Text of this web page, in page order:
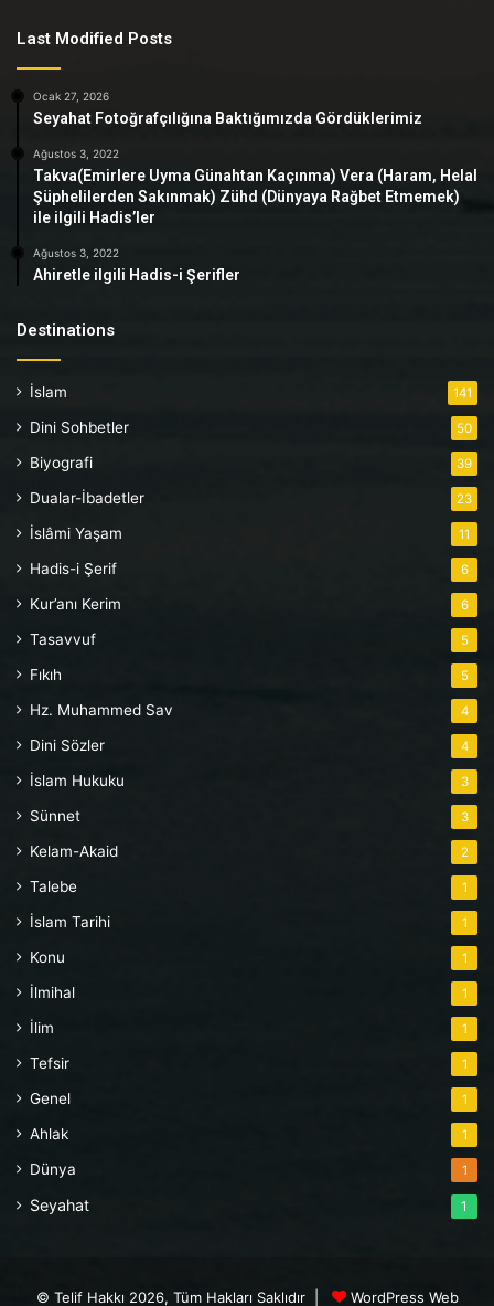
Last Modified Posts
Ocak 27, 2026
Seyahat Fotoğrafçılığına Baktığımızda Gördüklerimiz
Ağustos 3, 2022
Takva(Emirlere Uyma Günahtan Kaçınma) Vera (Haram, Helal
Şüphelilerden Sakınmak) Zühd (Dünyaya Rağbet Etmemek)
ile ilgili Hadis’ler
Ağustos 3, 2022
Ahiretle ilgili Hadis-i Şerifler
Destinations
İslam 141
Dini Sohbetler 50
Biyografi 39
Dualar-İbadetler 23
İslâmi Yaşam 11
Hadis-i Şerif 6
Kur’anı Kerim 6
Tasavvuf 5
Fıkıh 5
Hz. Muhammed Sav 4
Dini Sözler 4
İslam Hukuku 3
Sünnet 3
Kelam-Akaid 2
Talebe 1
İslam Tarihi 1
Konu 1
İlmihal 1
İlim 1
Tefsir 1
Genel 1
Ahlak 1
Dünya 1
Seyahat 1
© Telif Hakkı 2026, Tüm Hakları Saklıdır | WordPress Web